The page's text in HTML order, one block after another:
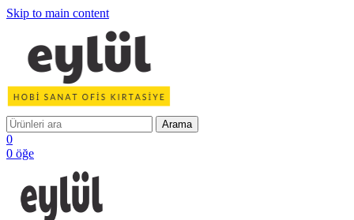
Skip to main content
Arama
0
0 öğe